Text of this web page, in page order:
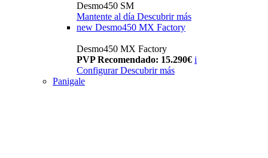
Desmo450 SM
Mantente al día Descubrir más
new Desmo450 MX Factory
Desmo450 MX Factory
PVP Recomendado: 15.290€ i
Configurar Descubrir más
Panigale